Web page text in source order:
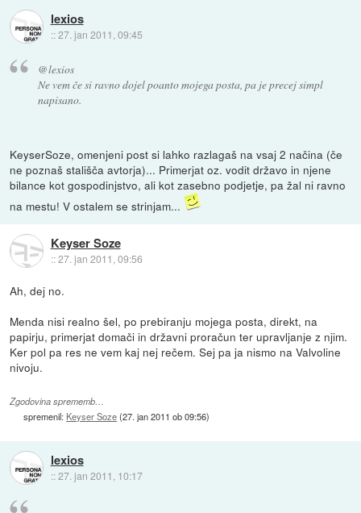
lexios
::27. jan 2011, 09:45
@lexios
Ne vem če si ravno dojel poanto mojega posta, pa je precej simpl
napisano.
KeyserSoze, omenjeni post si lahko razlagaš na vsaj 2 načina (če
ne poznaš stališča avtorja)... Primerjat oz. vodit državo in njene
bilance kot gospodinjstvo, ali kot zasebno podjetje, pa žal ni ravno
na mestu! V ostalem se strinjam...
Keyser Soze
::27. jan 2011, 09:56
Ah, dej no.
Menda nisi realno šel, po prebiranju mojega posta, direkt, na
papirju, primerjat domači in državni proračun ter upravljanje z njim.
Ker pol pa res ne vem kaj nej rečem. Sej pa ja nismo na Valvoline
nivoju.
Zgodovina sprememb…
spremenil: Keyser Soze(27. jan 2011 ob 09:56)
lexios
::27. jan 2011, 10:17